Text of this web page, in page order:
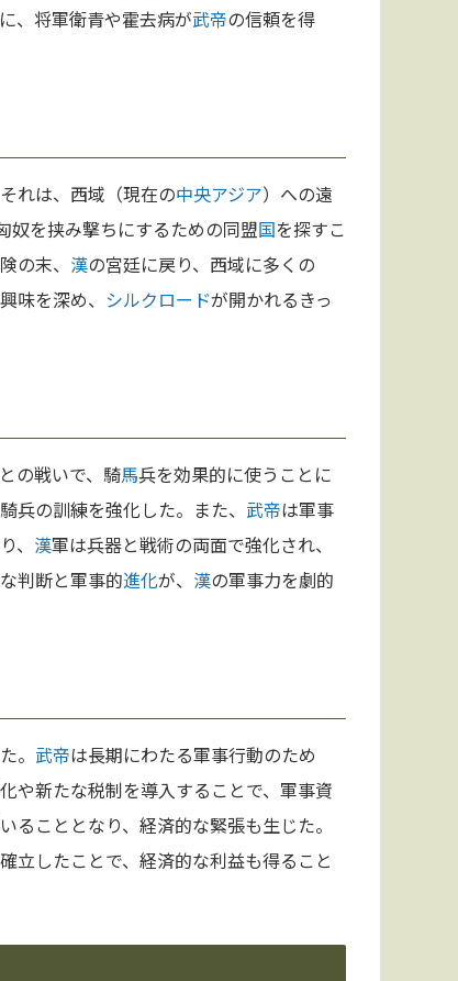
、将軍衛青や霍去病が武帝の信頼を得
れは、西域（現在の中央アジア）への遠
奴を挟み撃ちにするための同盟国を探すこ
の末、 漢の宮廷に戻り、西域に多くの
味を深め、 シルクロードが開かれるきっ
の戦いで、騎馬兵を効果的に使うことに
兵の訓練を強化した。また、 武帝は軍事
、 漢軍は兵器と戦術の両面で強化され、
判断と軍事的進化が、 漢の軍事力を劇的
。 武帝は長期にわたる軍事行動のため
や新たな税制を導入することで、軍事資
こととなり、経済的な緊張も生じた。
立したことで、経済的な利益も得ること